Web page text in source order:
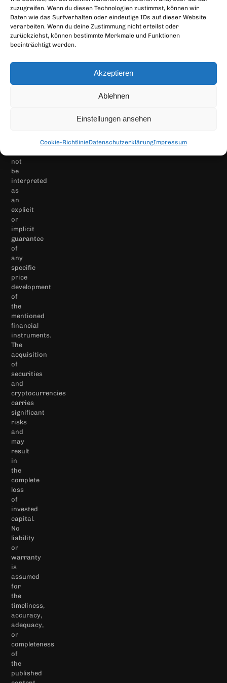
zuzugreifen. Wenn du diesen Technologien zustimmst, können wir
Daten wie das Surfverhalten oder eindeutige IDs auf dieser Website
verarbeiten. Wenn du deine Zustimmung nicht erteilst oder
zurückziehst, können bestimmte Merkmale und Funktionen
beeinträchtigt werden.
Akzeptieren
Ablehnen
Einstellungen ansehen
Cookie-RichtlinieDatenschutzerklärungImpressum
Dorfstraße 112
A-6363 Westendorf
office@BitCon.com
individual,
professional
investment
advice.
It
not
a
not
be
interpreted
as
an
explicit
or
implicit
guarantee
of
any
specific
price
development
of
the
mentioned
financial
instruments.
The
acquisition
of
securities
and
cryptocurrencies
carries
significant
risks
and
may
result
in
the
complete
loss
of
invested
capital.
No
liability
or
warranty
is
assumed
for
the
timeliness,
accuracy,
adequacy,
or
completeness
of
the
published